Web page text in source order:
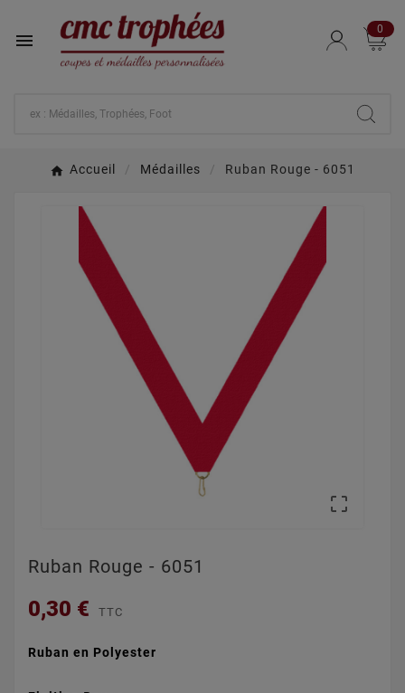

0
Accueil Médailles Ruban Rouge - 6051

Ruban Rouge - 6051
0,30 € TTC
Ruban en Polyester